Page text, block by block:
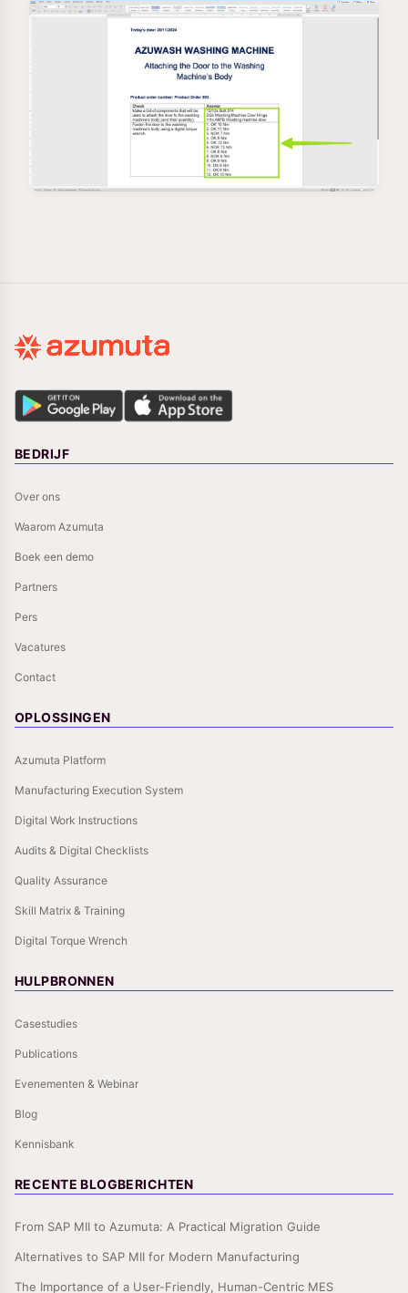
BEDRIJF
Over ons
Waarom Azumuta
Boek een demo
Partners
Pers
Vacatures
Contact
OPLOSSINGEN
Azumuta Platform
Manufacturing Execution System
Digital Work Instructions
Audits & Digital Checklists
Quality Assurance
Skill Matrix & Training
Digital Torque Wrench
HULPBRONNEN
Casestudies
Publications
Evenementen & Webinar
Blog
Kennisbank
RECENTE BLOGBERICHTEN
From SAP MII to Azumuta: A Practical Migration Guide
Alternatives to SAP MII for Modern Manufacturing
The Importance of a User-Friendly, Human-Centric MES